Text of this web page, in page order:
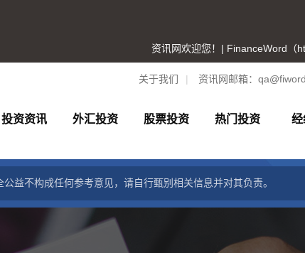
资讯网欢迎您！| FinanceWord（
关于我们 | 资讯网邮箱：
投资资讯 外汇投资 股票投资 热门投资 经
益不构成任何参考意见，请自行甄别相关信息并对其负责。